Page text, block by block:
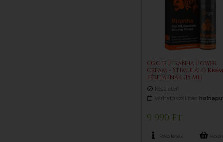
Orgie Piranha Power
Cream - Stimuláló Krém
Férfiaknak (15 ml)
készleten
várható szállítás:
9 990 Ft
Részletek